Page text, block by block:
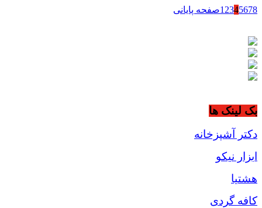
1 2345678 صفحه پایانی
بک لینک ها
دکتر آشپزخانه
ابزار نیکو
هشتیا
کافه گردی